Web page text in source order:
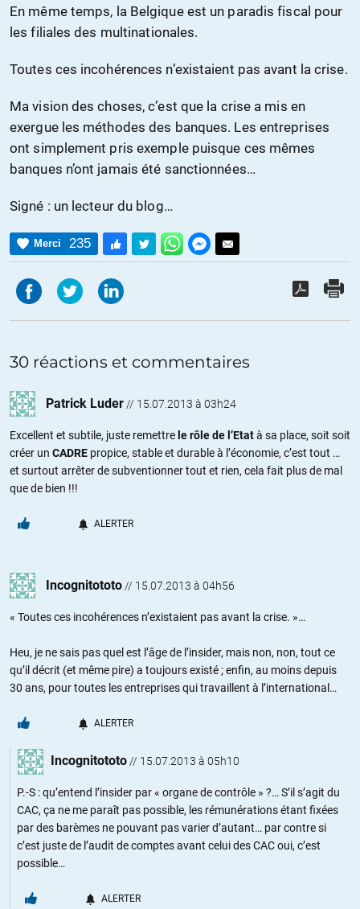
En même temps, la Belgique est un paradis fiscal pour
les filiales des multinationales.
Toutes ces incohérences n’existaient pas avant la crise.
Ma vision des choses, c’est que la crise a mis en
exergue les méthodes des banques. Les entreprises
ont simplement pris exemple puisque ces mêmes
banques n’ont jamais été sanctionnées…
Signé : un lecteur du blog…
Merci 235
30 réactions et commentaires
Patrick Luder// 15.07.2013 à 03h24
Excellent et subtile, juste remettre le rôle de l’Etatà sa place, soit soit
créer un CADRE propice, stable et durable à l’économie, c’est tout …
et surtout arrêter de subventionner tout et rien, cela fait plus de mal
que de bien !!!
ALERTER
Incognitototo// 15.07.2013 à 04h56
« Toutes ces incohérences n’existaient pas avant la crise. »…
Heu, je ne sais pas quel est l’âge de l’insider, mais non, non, tout ce
qu’il décrit (et même pire) a toujours existé ; enfin, au moins depuis
30 ans, pour toutes les entreprises qui travaillent à l’international…
ALERTER
Incognitototo// 15.07.2013 à 05h10
P.-S : qu’entend l’insider par « organe de contrôle » ?… S’il s’agit du
CAC, ça ne me paraît pas possible, les rémunérations étant fixées
par des barèmes ne pouvant pas varier d’autant… par contre si
c’est juste de l’audit de comptes avant celui des CAC oui, c’est
possible…
ALERTER